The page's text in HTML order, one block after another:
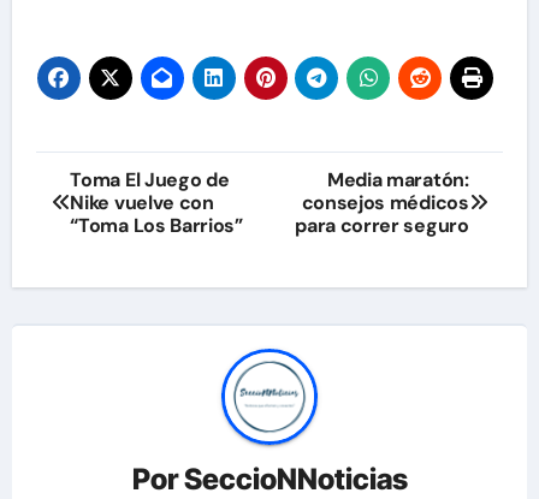
Navegación
de
Toma El Juego de
Nike vuelve con
“Toma Los Barrios”
Media maratón:
consejos médicos
para correr seguro
PorSeccioNNoticias